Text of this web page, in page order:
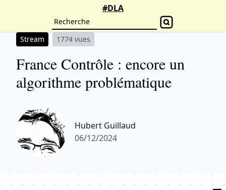
#DLA
Stream 1774 vues
France Contrôle : encore un
algorithme problématique
Hubert Guillaud
06/12/2024